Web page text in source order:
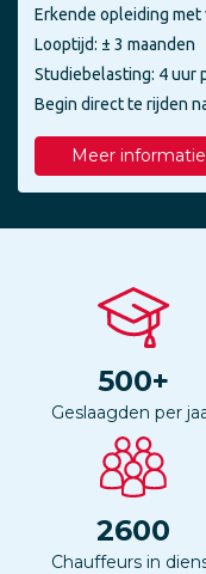
Erkende opleiding met
Looptijd: ± 3 maanden
Studiebelasting: 4 uur
Begin direct te rijden
Meer informatie
500+
Geslaagden per
2600
Chauffeurs in